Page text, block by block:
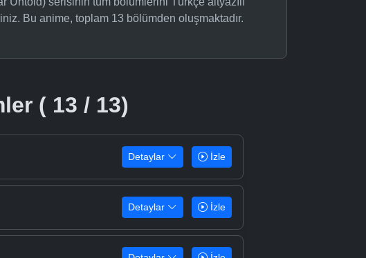
Bu anime, toplam 13 bölümden oluşmaktadır.
( 13 / 13)
Detaylar İzle
Detaylar İzle